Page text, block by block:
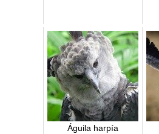
Águila harpía